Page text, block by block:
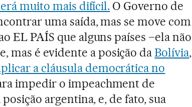
muito mais difícil. O Governo de
uma saída, mas se move com
EL PAÍS que alguns países –ela não
mas é evidente a posição daBolívia,
a cláusula democrática no
impedir o impeachment de
posição argentina, e, de fato, sua